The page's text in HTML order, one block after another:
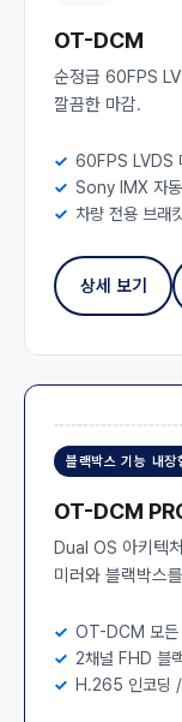
OT-DCM
순정급 60FPS
깔끔한 마감.
60FPS LVDS
Sony IMX 자동
차량 전용 브래
상세 보기
블랙박스 기능 내장
OT-DCM
Dual OS 아키텍
미러와 블랙박스
OT-DCM 모든
2채널 FHD 블
H.265 인코딩